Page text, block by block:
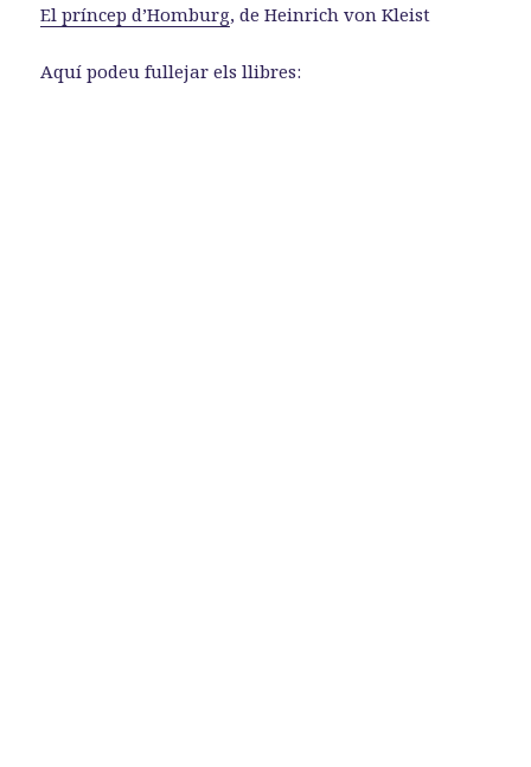
El príncep d’Homburg, de Heinrich von Kleist
Aquí podeu fullejar els llibres: